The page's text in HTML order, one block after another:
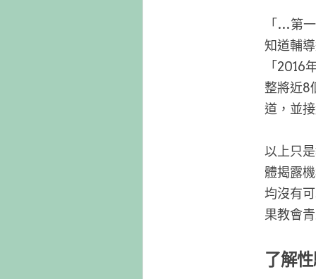
「…第
知道輔
「2016
整將近8
道，並
以上只
體揭露
均沒有
果教會
了解